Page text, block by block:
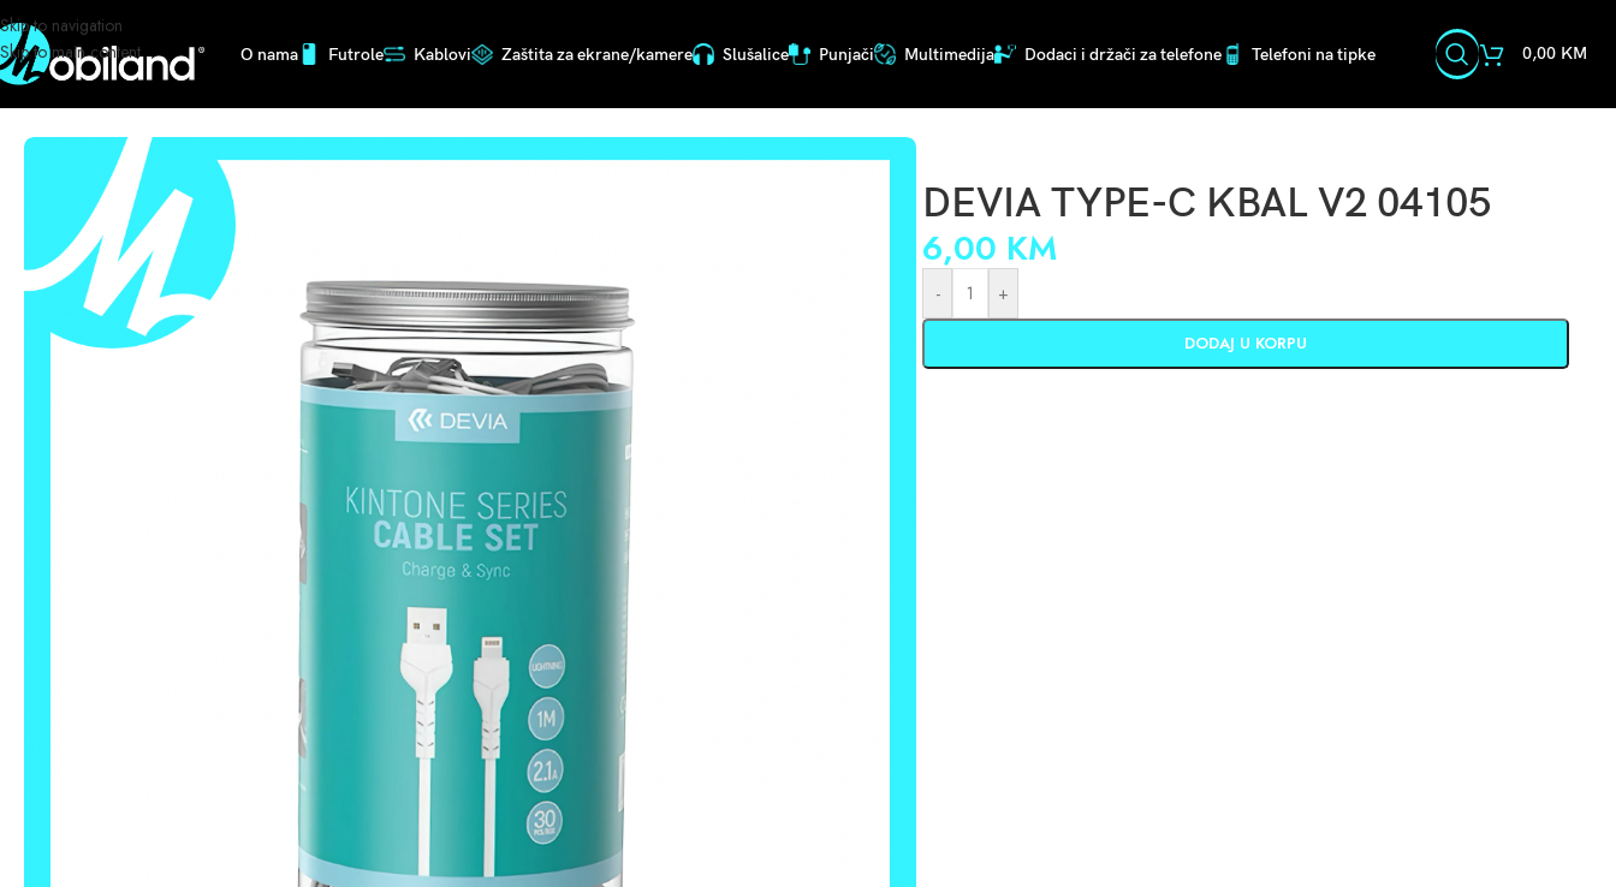
Skip to navigation
Skip to main content
O nama Futrole Kablovi Zaštita za ekrane/kamere Slušalice Punjači Multimedija Dodaci i držači za telefone Telefoni na tipke 0,00 KM
Početna/Kablovi/Iphone /DEVIA TYPE-C KBAL V2 04105
DEVIA TYPE-C KBAL V2 04105
6,00 KM
- +
DODAJ U KORPU